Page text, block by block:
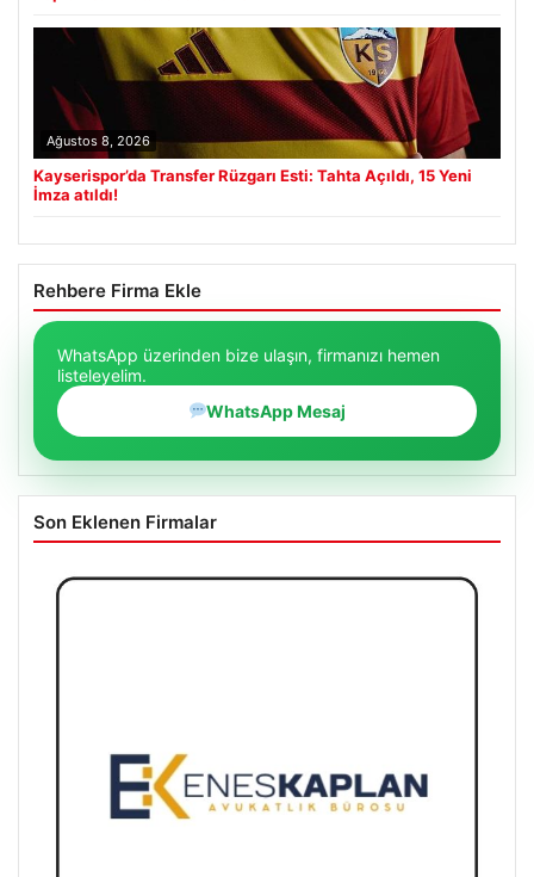
Ağustos 8, 2026
Kayserispor’da Transfer Rüzgarı Esti: Tahta Açıldı, 15 Yeni
İmza atıldı!
Rehbere Firma Ekle
WhatsApp üzerinden bize ulaşın, firmanızı hemen
listeleyelim.
WhatsApp Mesaj
Son Eklenen Firmalar